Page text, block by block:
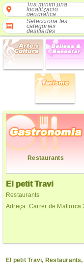
Tria mínim una
localització
geogràfica
Selecciona les
categories
desitjades
Restaurants
El petit Travi
Restaurants
Adreça: Carrer de
El petit Travi,